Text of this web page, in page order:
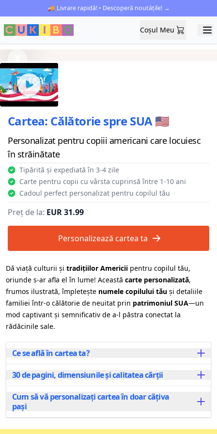
🚚 Livrare rapidă! • Descoperă noutățile! →
Coșul Meu
Coșul Meu
Previous
Next
Cartea: Călătorie spre SUA 🇺🇸
Personalizat pentru copiii americani care locuiesc
în străinătate
Tipărită și expediată în 3-4 zile
Carte pentru copii cu vârsta cuprinsă între 1-10 ani
Cadoul perfect personalizat pentru copilul tău
Preț de la: EUR 31.99
Personalizează cartea ta
Dă viață culturii și tradițiilor Americii pentru copilul tău,
oriunde s-ar afla el în lume! Această carte personalizată,
frumos ilustrată, împletește numele copilului tău și detaliile
familiei într-o călătorie de neuitat prin patrimoniul SUA—un
mod captivant și semnificativ de a-l păstra conectat la
rădăcinile sale.
Ce se află în cartea ta?
În această carte personalizată, copilul tău pornește
într-o călătorie incitantă prin repere, tradiții și
aspecte culturale emblematice ale Americii. Fiecare
pagină este plină cu ilustrații captivante și povești
care îi conectează la spiritul SUA, fie că este vorba de
30 de pagini, dimensiunile și calitatea cărții
Fiecare carte personalizată se întinde pe 30 de pagini
frumos ilustrate și este disponibilă în două
dimensiuni pentru a se potrivi nevoilor tale: popularul
peisaj A4, ideal pentru a fi împărtășit și citit
Cum să vă personalizați cartea în doar câțiva
pași
Personalizarea cărții tale este rapidă și ușoară!